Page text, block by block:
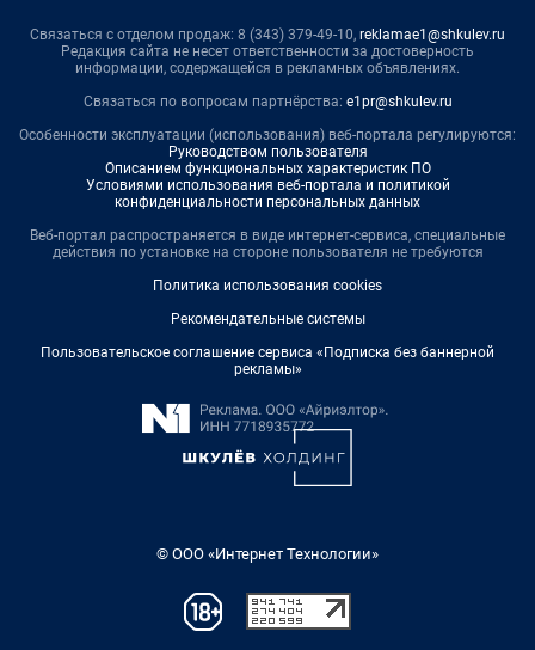
Связаться с отделом продаж: 8 (343) 379-49-10, reklamae1@shkulev.ru
Редакция сайта не несет ответственности за достоверность
информации, содержащейся в рекламных объявлениях.
Связаться по вопросам партнёрства: e1pr@shkulev.ru
Особенности эксплуатации (использования) веб-портала регулируются:
Руководством пользователя
Описанием функциональных характеристик ПО
Условиями использования веб-портала и политикой
конфиденциальности персональных данных
Веб-портал распространяется в виде интернет-сервиса, специальные
действия по установке на стороне пользователя не требуются
Политика использования cookies
Рекомендательные системы
Пользовательское соглашение сервиса «Подписка без баннерной
рекламы»
© ООО «Интернет Технологии»